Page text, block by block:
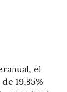
el
19,85%